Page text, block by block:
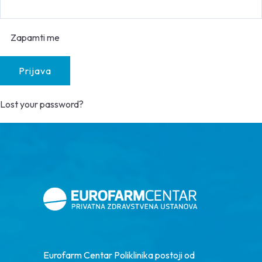
Zapamti me
Lost your password?
Eurofarm Centar Poliklinika postoji od